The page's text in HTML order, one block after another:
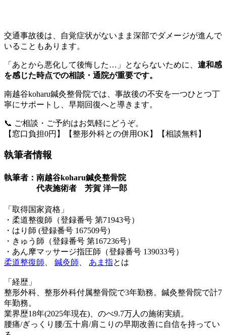
交通事故後は、自覚症状がないまま深部でダメージが進んで
いることもあります。
「あとから悪化して後悔した…」とならないために、 違和感
を感じた時点での相談・通院が重要です。
南越谷koharu鍼灸整骨院では、事故後の不安を一つひとつ丁
寧にサポートし、早期回復へと導きます。
📞 ご相談・ご予約はお気軽にどうぞ。
【窓口負担0円】【整形外科との併用OK】【相談無料】
執筆者情報
執筆者：南越谷koharu鍼灸整骨院
代表施術者 芳賀 洋一郎
「取得国家資格」
・柔道整復師（登録番号 第71943号）
・はり師 (登録番号 167509号)
・きゅう師（登録番号 第167236号）
・あん摩マッサージ指圧師（登録番号 139033号）
柔道整復師
鍼灸師 あま指とは
「経歴」
整形外科、整形外科付属整骨院で3年勤務。鍼灸整骨院で計7
年勤務。
業界歴18年(2025年現在)、のべ9.7万人の施術実績。
腰痛/ぎっくり腰/五十肩/肩こりの早期改善に自信を持ってい